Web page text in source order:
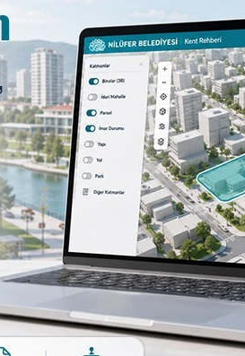
ve spora
ve uluslararası alanda pek
Şehit Piyade Er Kadir
miniklerin sergilediği
sahasının açılışı
yaparak yeni tesiste ilk
ve bilimin yanındayız.
bocce sahamızı hizmete